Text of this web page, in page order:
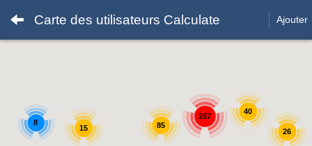
Carte des utilisateurs Calculate Ajouter
267
15
85
8
26
40